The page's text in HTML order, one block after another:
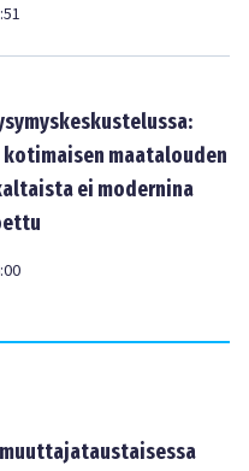
kotimaisen maatalouden
ei modernina